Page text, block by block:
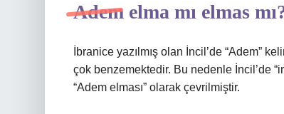
Adem elma mı elmas
İbranice yazılmış olan İncil’de “Adem”
çok benzemektedir. Bu nedenle İncil’de
“Adem elması” olarak çevrilmiştir.